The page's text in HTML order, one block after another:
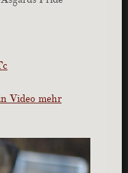
Video mehr